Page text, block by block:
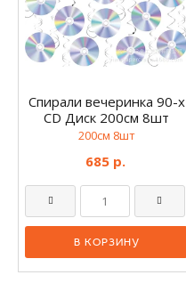
Спирали вечеринка 90-х
CD Диск 200см 8шт
200см 8шт
685 р.